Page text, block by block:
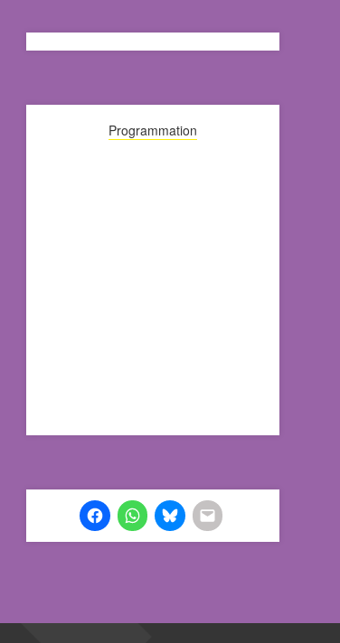
Programmation